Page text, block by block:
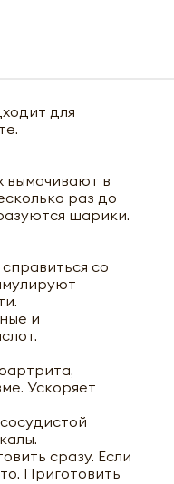
для
вымачивают в
раз до
шарики.
со
и
Ускоряет
сразу. Если
Приготовить